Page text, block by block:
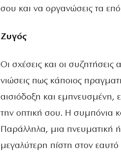
σου και να οργανώσεις τα
Ζυγός
Οι σχέσεις και οι
νιώσεις πως κάποιος
αισιόδοξη και εμπνευσμένη,
την οπτική σου. Η συμπόνια
Παράλληλα, μια πνευματική
μεγαλύτερη πίστη στον